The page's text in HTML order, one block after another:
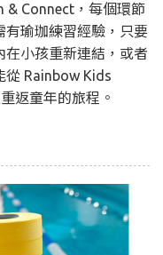
& Connect，每個環節
有瑜珈練習經驗，只要
小孩重新連結，或者
從 Rainbow Kids
返童年的旅程。